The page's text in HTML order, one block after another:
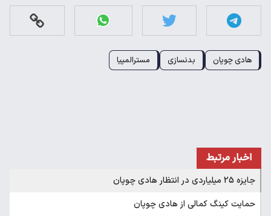
هادی چوپان بدنسازی مسترالمپیا
اخبار مرتبط
جایزه 25 میلیاردی در انتظار هادی چوپان
حمایت کینگ کمالی از هادی چوپان